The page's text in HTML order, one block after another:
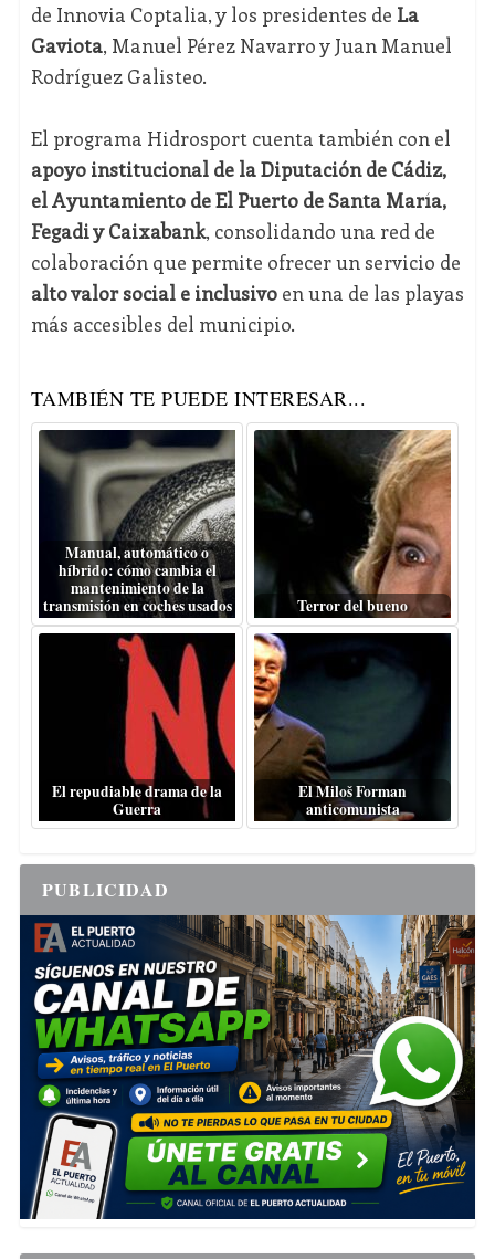
de Innovia Coptalia, y los presidentes de La
Gaviota, Manuel Pérez Navarro y Juan Manuel
Rodríguez Galisteo.
El programa Hidrosport cuenta también con el
apoyo institucional de la Diputación de Cádiz,
el Ayuntamiento de El Puerto de Santa María,
Fegadi y Caixabank, consolidando una red de
colaboración que permite ofrecer un servicio de
alto valor social e inclusivoen una de las playas
más accesibles del municipio.
TAMBIÉN TE PUEDE INTERESAR...
Manual, automático o
híbrido: cómo cambia el
mantenimiento de la
transmisión en coches usados
Terror del bueno
El repudiable drama de la
Guerra
El Miloš Forman
anticomunista
PUBLICIDAD